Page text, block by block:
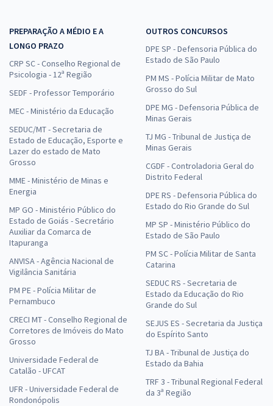
PREPARAÇÃO A MÉDIO E A
LONGO PRAZO
CRP SC - Conselho Regional de
Psicologia - 12ª Região
SEDF - Professor Temporário
MEC - Ministério da Educação
SEDUC/MT - Secretaria de
Estado de Educação, Esporte e
Lazer do estado de Mato
Grosso
MME - Ministério de Minas e
Energia
MP GO - Ministério Público do
Estado de Goiás - Secretário
Auxiliar da Comarca de
Itapuranga
ANVISA - Agência Nacional de
Vigilância Sanitária
PM PE - Polícia Militar de
Pernambuco
CRECI MT - Conselho Regional de
Corretores de Imóveis do Mato
Grosso
Universidade Federal de
Catalão - UFCAT
UFR - Universidade Federal de
Rondonópolis
OUTROS CONCURSOS
DPE SP - Defensoria Pública do
Estado de São Paulo
PM MS - Polícia Militar de Mato
Grosso do Sul
DPE MG - Defensoria Pública de
Minas Gerais
TJ MG - Tribunal de Justiça de
Minas Gerais
CGDF - Controladoria Geral do
Distrito Federal
DPE RS - Defensoria Pública do
Estado do Rio Grande do Sul
MP SP - Ministério Público do
Estado de São Paulo
PM SC - Polícia Militar de Santa
Catarina
SEDUC RS - Secretaria de
Estado da Educação do Rio
Grande do Sul
SEJUS ES - Secretaria da Justiça
do Espírito Santo
TJ BA - Tribunal de Justiça do
Estado da Bahia
TRF 3 - Tribunal Regional Federal
da 3ª Região